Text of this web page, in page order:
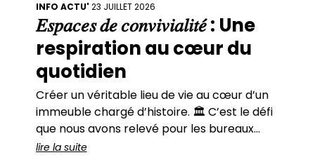
INFO ACTU'23 JUILLET 2026
𝐸𝑠𝑝𝑎𝑐𝑒𝑠 𝑑𝑒 𝑐𝑜𝑛𝑣𝑖𝑣𝑖𝑎𝑙𝑖𝑡𝑒́ : Une
respiration au cœur du
quotidien
Créer un véritable lieu de vie au cœur d’un
immeuble chargé d’histoire. 🏛️ C’est le défi
que nous avons relevé pour les bureaux
parisiens de Quadrille Capital. Des hauteurs
lire la suite